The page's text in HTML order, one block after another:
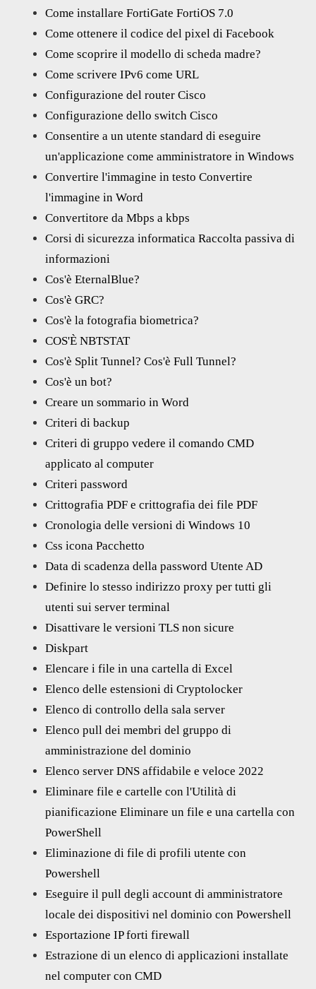
Come installare FortiGate FortiOS 7.0
Come ottenere il codice del pixel di Facebook
Come scoprire il modello di scheda madre?
Come scrivere IPv6 come URL
Configurazione del router Cisco
Configurazione dello switch Cisco
Consentire a un utente standard di eseguire
un'applicazione come amministratore in Windows
Convertire l'immagine in testo Convertire
l'immagine in Word
Convertitore da Mbps a kbps
Corsi di sicurezza informatica Raccolta passiva di
informazioni
Cos'è EternalBlue?
Cos'è GRC?
Cos'è la fotografia biometrica?
COS'È NBTSTAT
Cos'è Split Tunnel? Cos'è Full Tunnel?
Cos'è un bot?
Creare un sommario in Word
Criteri di backup
Criteri di gruppo vedere il comando CMD
applicato al computer
Criteri password
Crittografia PDF e crittografia dei file PDF
Cronologia delle versioni di Windows 10
Css icona Pacchetto
Data di scadenza della password Utente AD
Definire lo stesso indirizzo proxy per tutti gli
utenti sui server terminal
Disattivare le versioni TLS non sicure
Diskpart
Elencare i file in una cartella di Excel
Elenco delle estensioni di Cryptolocker
Elenco di controllo della sala server
Elenco pull dei membri del gruppo di
amministrazione del dominio
Elenco server DNS affidabile e veloce 2022
Eliminare file e cartelle con l'Utilità di
pianificazione Eliminare un file e una cartella con
PowerShell
Eliminazione di file di profili utente con
Powershell
Eseguire il pull degli account di amministratore
locale dei dispositivi nel dominio con Powershell
Esportazione IP forti firewall
Estrazione di un elenco di applicazioni installate
nel computer con CMD